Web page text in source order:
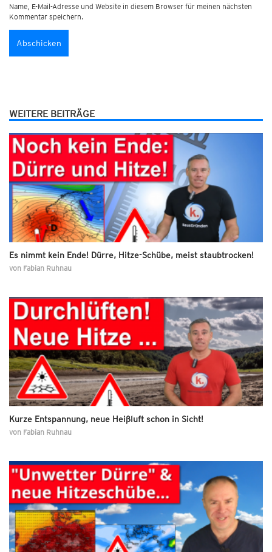
Name, E-Mail-Adresse und Website in diesem Browser für meinen nächsten
Kommentar speichern.
WEITERE BEITRÄGE
Es nimmt kein Ende! Dürre, Hitze-Schübe, meist staubtrocken!
von Fabian Ruhnau
Kurze Entspannung, neue Heißluft schon in Sicht!
von Fabian Ruhnau